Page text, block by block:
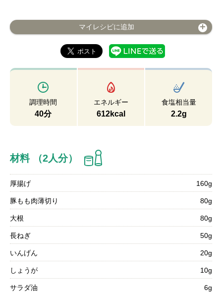
マイレシピに追加
調理時間
40分
エネルギー
612kcal
食塩相当量
2.2g
材料 （2人分）
厚揚げ 160g
豚もも肉薄切り 80g
大根 80g
長ねぎ 50g
いんげん 20g
しょうが 10g
サラダ油 6g